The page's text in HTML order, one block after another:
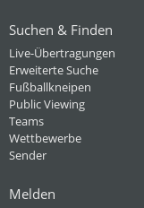
Suchen & Finden
Live-Übertragungen
Erweiterte Suche
Fußballkneipen
Public Viewing
Teams
Wettbewerbe
Sender
Melden